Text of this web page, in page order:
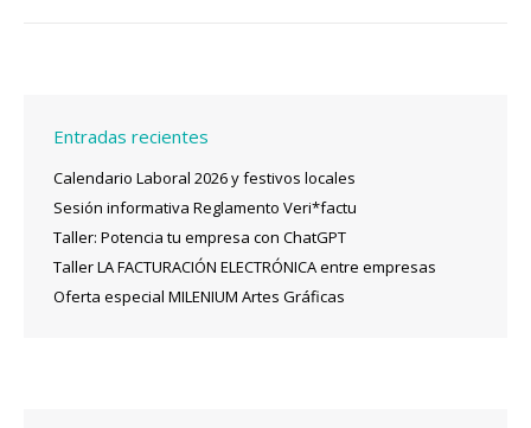
Entradas recientes
Calendario Laboral 2026 y festivos locales
Sesión informativa Reglamento Veri*factu
Taller: Potencia tu empresa con ChatGPT
Taller LA FACTURACIÓN ELECTRÓNICA entre empresas
Oferta especial MILENIUM Artes Gráficas